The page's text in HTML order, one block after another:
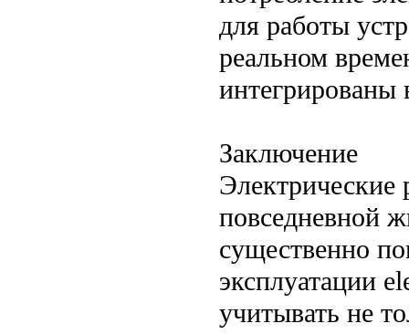
для работы
реальном
интегрированы
Заключение
Электрические
повседневной
существенно
эксплуатации
учитывать не